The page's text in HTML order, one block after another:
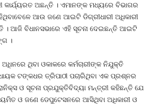
କାର୍ଯ୍ୟରତ ଅଛନ୍ତି । ଏମାନଙ୍କ ମଧ୍ୟରେ ବିଭାଗର
ଆଉ ଜଣେ ଆଇଟି ଡିଗ୍ରୀଧାରୀ ଅଧିକାରୀ
। ଆଜି ବିଧାନସଭାରେ ଏହି ସୂଚନା ଦେଇଛନ୍ତି ଆଇଟି
।
ଥିବା ଓକାକରେ କର୍ମଚାରୀଙ୍କ ନିଯୁକ୍ତି
ଟଙ୍କଧର ତ୍ରିପାଠୀ ପଚାରିଥିବା ଏକ ପ୍ରଶ୍ନର
ଓ ସୂଚନା ପ୍ରଯୁକ୍ତିବିଦ୍ୟା ମନ୍ତ୍ରୀ କହିଛନ୍ତି ଯେ
ଓ ଜଣେ ଡେପୁଟେସନରେ ଆସିଥିବା ଅଧିକାରୀ ଓ